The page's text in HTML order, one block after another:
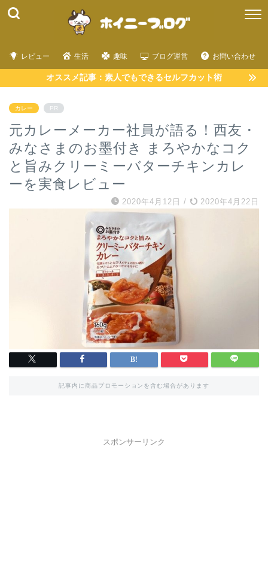
レビュー 生活 趣味 ブログ運営 お問い合わせ
オススメ記事：素人でもできるセルフカット術
カレー PR
元カレーメーカー社員が語る！西友・
みなさまのお墨付き まろやかなコク
と旨みクリーミーバターチキンカレ
ーを実食レビュー
2020年4月12日 / 2020年4月22日
記事内に商品プロモーションを含む場合があります
スポンサーリンク